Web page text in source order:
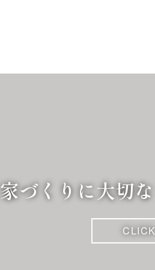
家づくりに大切な
CLICK